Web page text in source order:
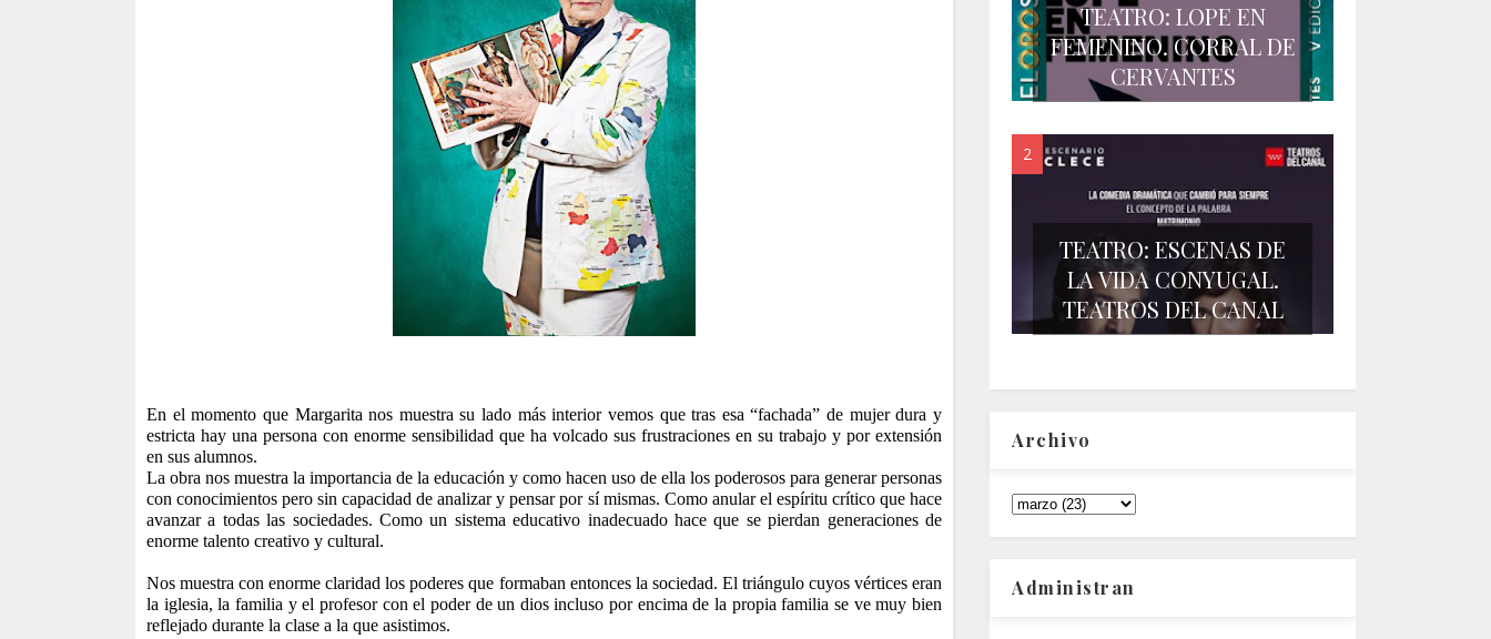
En el momento que Margarita nos muestra su lado más interior vemos que tras esa “fachada” de mujer dura y
estricta hay una persona con enorme sensibilidad que ha volcado sus frustraciones en su trabajo y por extensión
en sus alumnos.
La obra nos muestra la importancia de la educación y como hacen uso de ella los poderosos para generar personas
con conocimientos pero sin capacidad de analizar y pensar por sí mismas. Como anular el espíritu crítico que hace
avanzar a todas las sociedades. Como un sistema educativo inadecuado hace que se pierdan generaciones de
enorme talento creativo y cultural.
Nos muestra con enorme claridad los poderes que formaban entonces la sociedad. El triángulo cuyos vértices eran
la iglesia, la familia y el profesor con el poder de un dios incluso por encima de la propia familia se ve muy bien
reflejado durante la clase a la que asistimos.
TEATRO: LOPE EN
FEMENINO. CORRAL DE
CERVANTES
TEATRO: ESCENAS DE
LA VIDA CONYUGAL.
TEATROS DEL CANAL
Archivo
Administran